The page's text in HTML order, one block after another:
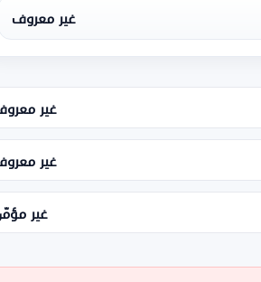
غير معروف
غير
غير
غير